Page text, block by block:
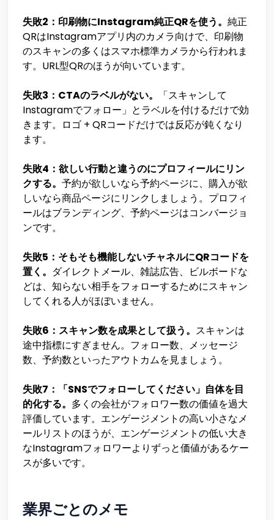
失敗2：印刷物にInstagram純正QRを使う。 純正
QRはInstagramアプリ内のカメラ向けで、印刷物
のスキャンの多くはスマホ標準カメラから行われま
す。URL型QRのほうが向いています。
失敗3：CTAのラベルがない。
「スキャンして
Instagramでフォロー」とラベルを付けるだけで効
きます。ロゴ + QRコードだけでは反応が鈍くなり
ます。
失敗4：欲しい行動と違うのにプロフィールにリン
クする。 予約が欲しいなら予約ページに、購入が欲
しいなら商品ページにリンクしましょう。プロフィ
ールはブランディング、予約ページはコンバージョ
ンです。
失敗5：そもそも機能しないチャネルにQRコードを
置く。 ダイレクトメール、雑誌広告、ビルボードな
どは、知らない相手をフォローするためにスキャン
してくれる人がほぼいません。
失敗6：スキャン数を成果として扱う。 スキャンは
途中指標にすぎません。フォロー数、メッセージ
数、予約数といったアウトカムを見ましょう。
失敗7：「SNSでフォローしてください」自体を目
的化する。 多くの会社がフォロワー数の価値を過大
評価しています。エンゲージメントの高い小さなメ
ールリストのほうが、エンゲージメントの低い大き
なInstagramフォロワーよりずっと価値があるケー
スが多いです。
業界ごとのメモ